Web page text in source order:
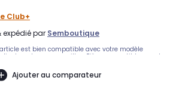
Club+
expédié par Semboutique
est bien compatible avec votre modèle
peut vous conseiller. .Pièce compatible avec les
Ajouter au comparateur